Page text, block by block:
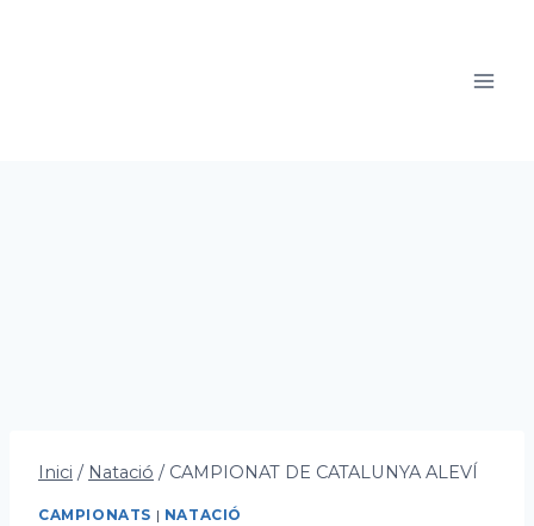
Inici / Natació / CAMPIONAT DE CATALUNYA ALEVÍ
CAMPIONATS | NATACIÓ